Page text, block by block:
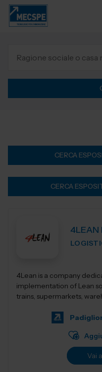
CERCA
CERCA
4LEAN
4Lean is a company
implementation of Lean
trains, supermarkets,
Vai